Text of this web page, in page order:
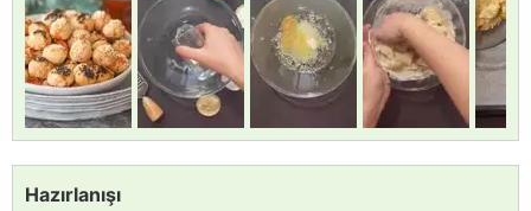
Hazırlanışı